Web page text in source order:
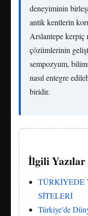
deneyiminin
antik kentlerin
Arslantepe
çözümlerinin
sempozyum,
nasıl entegre
biridir.
İlgili Yazılar
TÜRKİYEDE
SİTELERİ
Türkiye'de